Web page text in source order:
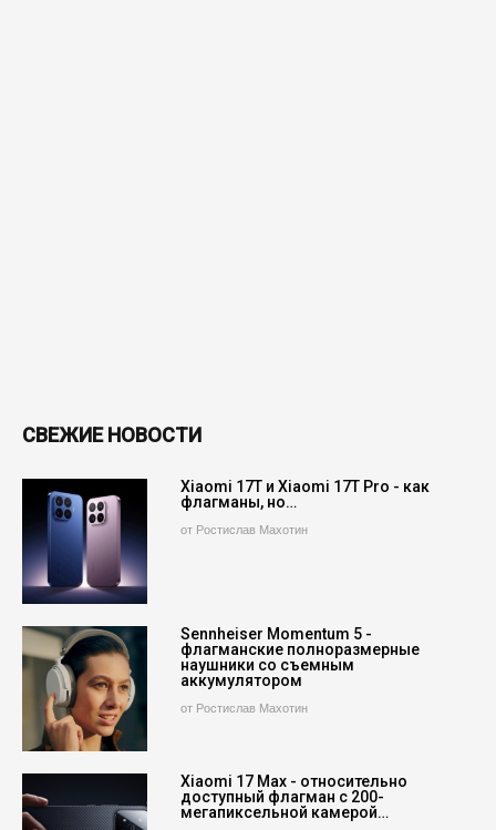
СВЕЖИЕ НОВОСТИ
Xiaomi 17T и Xiaomi 17T Pro - как
флагманы, но…
от Ростислав Махотин
Sennheiser Momentum 5 -
флагманские полноразмерные
наушники со съемным
аккумулятором
от Ростислав Махотин
Xiaomi 17 Max - относительно
доступный флагман с 200-
мегапиксельной камерой…